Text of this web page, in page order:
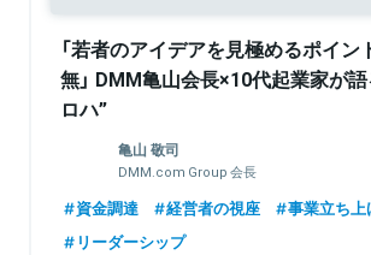
「若者のアイデアを見極めるポイン
無」 DMM亀山会長×10代起業家が
ロハ”
亀山 敬司
DMM.com Group 会長
資金調達 経営者の視座
事業立ち上
リーダーシップ